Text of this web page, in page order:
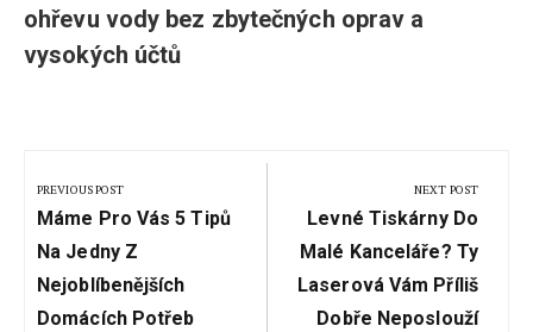
ohřevu vody bez zbytečných oprav a
vysokých účtů
pro
příspěvek
PREVIOUS POST
Previous
Post:
Máme Pro Vás 5 Tipů
Na Jedny Z
Nejoblíbenějších
Domácích Potřeb
NEXT POST
Next
Post:
Levné Tiskárny Do
Malé Kanceláře? Ty
Laserová Vám Příliš
Dobře Neposlouží